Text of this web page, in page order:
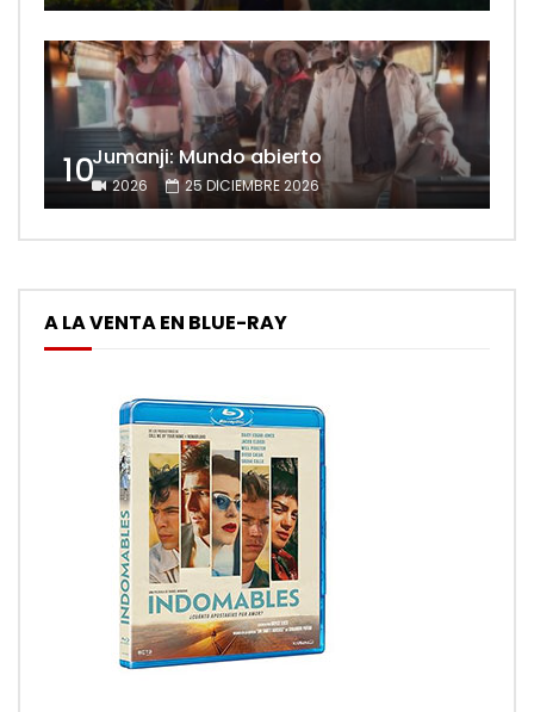
10Jumanji: Mundo abierto
2026 25 DICIEMBRE 2026
A LA VENTA EN BLUE-RAY